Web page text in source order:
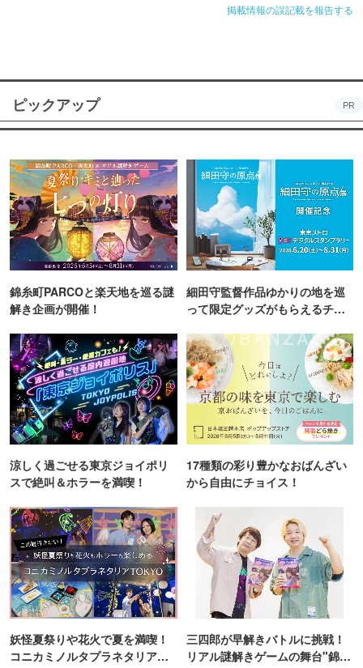
掲載情報の誤記載を報告する
ピックアップ PR
錦糸町PARCOと楽天地を巡る謎
解き企画が開催！
細田守監督作品ゆかりの地を巡
って限定グッズがもらえるチャ
涼しく過ごせる東京ジョイポリ
スで絶叫＆ホラーを満喫！
17種類の彩り豊かなおばんざい
から自由にチョイス！
妖怪夏祭りや花火で夏を満喫！
コニカミノルタプラネタリア
三四郎が早解きバトルに挑戦！
リアル謎解きゲームの舞台"錦糸